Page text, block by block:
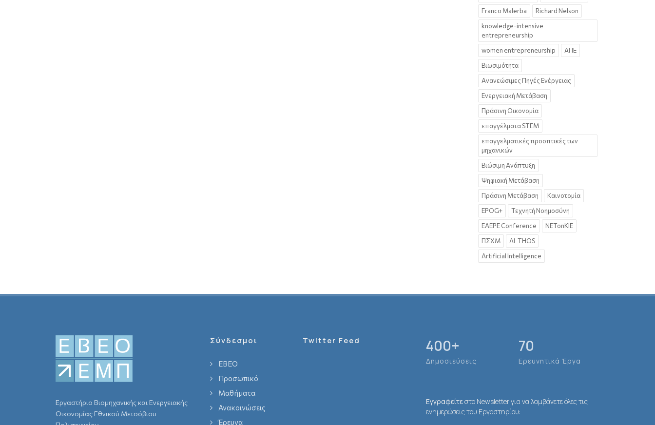
Franco Malerba
Richard Nelson
knowledge-intensive
entrepreneurship
women entrepreneurship
ΑΠΕ
Βιωσιμότητα
Ανανεώσιμες Πηγές Ενέργειας
Ενεργειακή Μετάβαση
Πράσινη Οικονομία
επαγγέλματα STEM
επαγγελματικές προοπτικές των
μηχανικών
Βιώσιμη Ανάπτυξη
Ψηφιακή Μετάβαση
Πράσινη Μετάβαση
Καινοτομία
EPOG+
Τεχνητή Νοημοσύνη
EAEPE Conference
NETonKIE
ΠΣΧΜ
AI-THOS
Artificial Intelligence
Εργαστήριο Βιομηχανικής και Ενεργειακής
Οικονομίας Εθνικού Μετσόβιου
Σύνδεσμοι
ΕΒΕΟ
Προσωπικό
Μαθήματα
Ανακοινώσεις
Έρευνα
Twitter Feed 400+
Δημοσιεύσεις
70
Ερευνητικά Έργα
Εγγραφείτεστο Newsletter για να λαμβάνετε όλες τις
ενημερώσεις του Εργαστηρίου: